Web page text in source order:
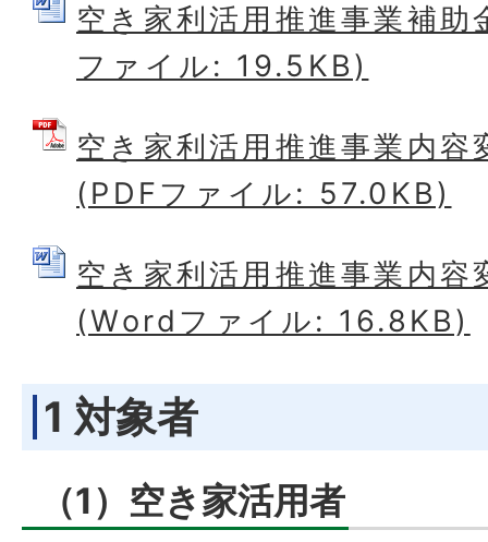
空き家利活用推進事業補
ファイル: 19.5KB)
空き家利活用推進事業内容
(PDFファイル: 57.0KB)
空き家利活用推進事業内容
(Wordファイル: 16.8KB)
1 対象者
（1）空き家活用者